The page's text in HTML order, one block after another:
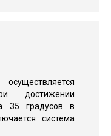
достижении
35 градусов в
система